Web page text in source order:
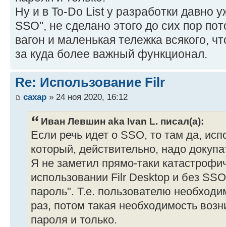
Ну и в To-Do List у разработки давно
SSO", не сделано этого до сих пор
вагон и маленькая тележка всякого,
за куда более важный функционал.
Re: Использование Filr
caxap » 24 ноя 2020, 16:12
Иван Левшин aka Ivan L. писал(а):
Если речь идет о SSO, то там да,
который, действительно, надо
Я не заметил прямо-таки
использовании Filr Desktop и без
пароль". Т.е. пользователю
раз, потом такая необходимость
пароля и только.